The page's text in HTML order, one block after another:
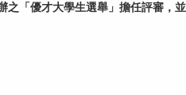
之「優才大學生選舉」擔任評審，